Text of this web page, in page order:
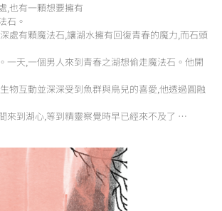
,也有一顆想要擁有
石。
處有顆魔法石,讓湖水擁有回復青春的魔力,而石頭
一天,一個男人來到青春之湖想偷走魔法石。他開
物互動並深深受到魚群與鳥兒的喜愛,他透過圓融
來到湖心,等到精靈察覺時早已經來不及了 …